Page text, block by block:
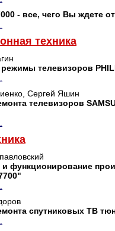
- все, чего Вы ждете
техника
телевизоров
Сергей Яшин
телевизоров
и функционирование
спутниковых ТВ